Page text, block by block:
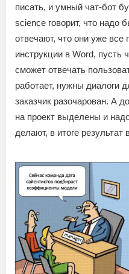
писать, и умный чат-бот
science говорит, что надо
отвечают, что они уже
инструкции в Word, пусть
сможет отвечать
работает, нужны диалоги
заказчик разочарован. А
на проект выделены и
делают, в итоге результат